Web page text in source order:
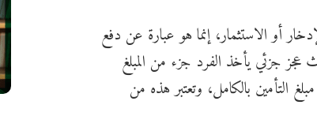
أو الاستثمار، إنما هو عبارة عن دفع
عجز جزئي يأخذ الفرد جزء من المبلغ
التأمين بالكامل، وتعتبر هذه من